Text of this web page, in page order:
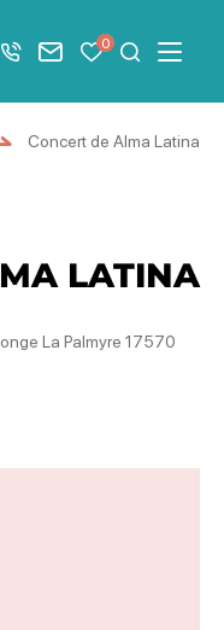
navigation du mode éco
+33 5 46 08 21 00
Nous contacter
Mes favoris
0 JeMenu
Concert de Alma Latina
LATINA
La Palmyre 17570
1